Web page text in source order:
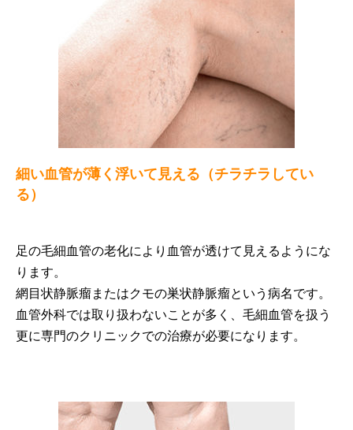
細い血管が薄く浮いて見える（チラチラしてい
る）
足の毛細血管の老化により血管が透けて見えるようにな
ります。
網目状静脈瘤またはクモの巣状静脈瘤という病名です。
血管外科では取り扱わないことが多く、毛細血管を扱う
更に専門のクリニックでの治療が必要になります。